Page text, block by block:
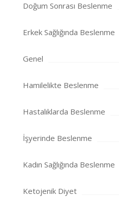
Doğum Sonrası Beslenme
Erkek Sağlığında Beslenme
Genel
Hamilelikte Beslenme
Hastalıklarda Beslenme
İşyerinde Beslenme
Kadın Sağlığında Beslenme
Ketojenik Diyet